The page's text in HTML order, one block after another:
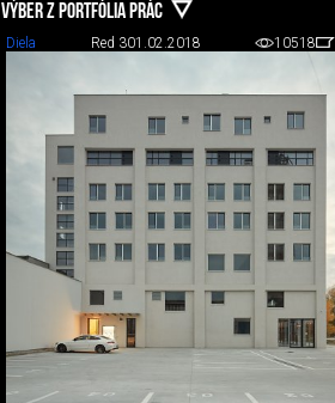
VÝBER Z PORTFÓLIA PRÁC
Diela Red 301.02.2018 10518